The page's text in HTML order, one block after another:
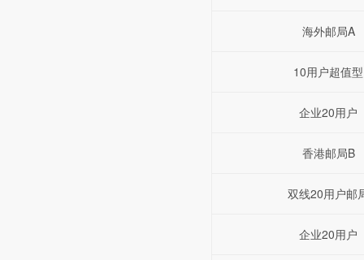
海外邮局A
10用户超值型
企业20用户
香港邮局B
双线20用户邮
企业20用户